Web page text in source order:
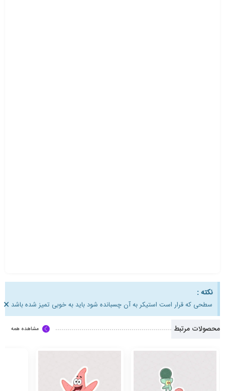
نکته :
سطحی که قرار است استیکر به آن چسبانده شود باید به خوبی تمیز شده باشد ×
محصولات مرتبط مشاهده همه